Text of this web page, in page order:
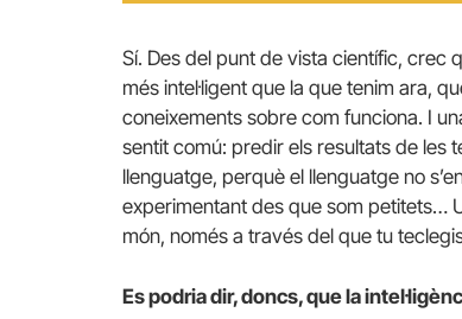
Sí. Des del punt de vista científic, crec
més intel·ligent que la que tenim ara,
coneixements sobre com funciona. I
sentit comú: predir els resultats de les
llenguatge, perquè el llenguatge no
experimentant des que som petitets…
món, només a través del que tu
Es podria dir, doncs, que la